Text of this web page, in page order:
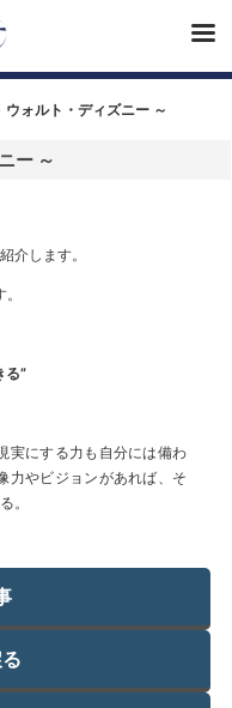
ォルト・ディズニー ～
ー ～
介します。
る”
実にする力も自分には備わ
力やビジョンがあれば、そ
。